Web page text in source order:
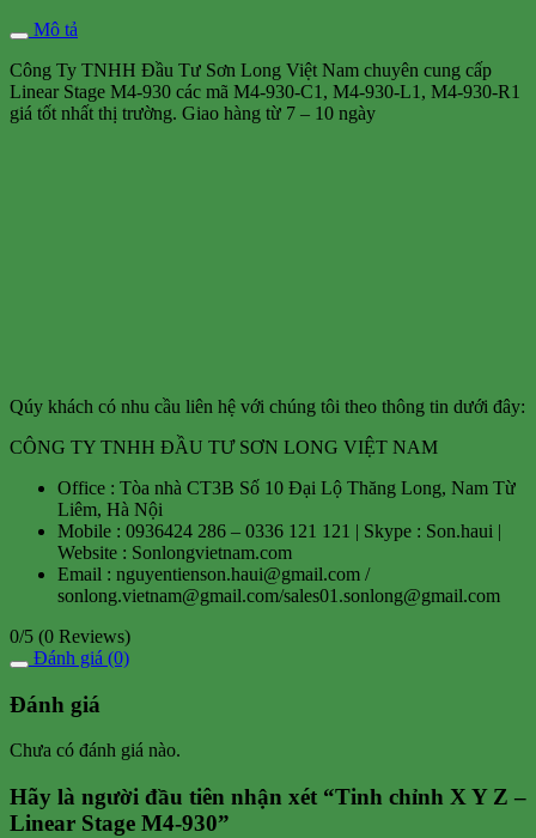
Mô tả
Công Ty TNHH Đầu Tư Sơn Long Việt Nam chuyên cung cấp
Linear Stage M4-930 các mã M4-930-C1, M4-930-L1, M4-930-R1
giá tốt nhất thị trường. Giao hàng từ 7 – 10 ngày
Qúy khách có nhu cầu liên hệ với chúng tôi theo thông tin dưới đây:
CÔNG TY TNHH ĐẦU TƯ SƠN LONG VIỆT NAM
Office : Tòa nhà CT3B Số 10 Đại Lộ Thăng Long, Nam Từ
Liêm, Hà Nội
Mobile : 0936424 286 – 0336 121 121 | Skype : Son.haui |
Website : Sonlongvietnam.com
Email : nguyentienson.haui@gmail.com /
sonlong.vietnam@gmail.com/sales01.sonlong@gmail.com
0/5 (0 Reviews)
Đánh giá (0)
Đánh giá
Chưa có đánh giá nào.
Hãy là người đầu tiên nhận xét “Tinh chỉnh X Y Z –
Linear Stage M4-930”